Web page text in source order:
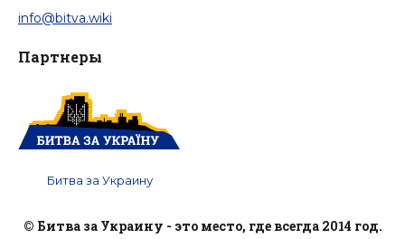
info@bitva.wiki
Партнеры
Битва за Украину
© Битва за Украину - это место, где всегда 2014 год.